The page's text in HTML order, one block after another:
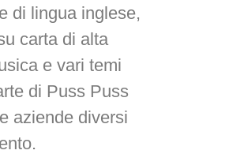
di lingua inglese,
carta di alta
e vari temi
di Puss Puss
aziende diversi